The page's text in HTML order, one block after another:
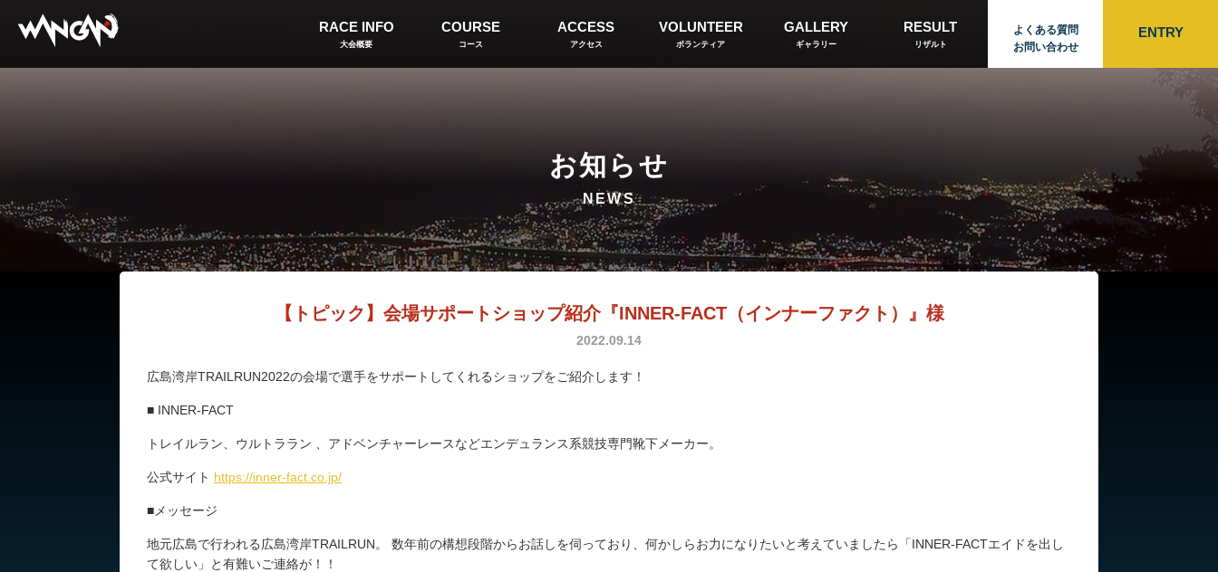
RACE INFO
大会概要
COURSE
コース
ACCESS
アクセス
VOLUNTEER
ボランティア
GALLERY
ギャラリー
RESULT
リザルト
よくある質問
お問い合わせ
ENTRY
お知らせ
NEWS
【トピック】会場サポートショップ紹介『INNER-FACT（インナーファクト）』様
2022.09.14
広島湾岸TRAILRUN2022の会場で選手をサポートしてくれるショップをご紹介します！
■ INNER-FACT
トレイルラン、ウルトララン 、アドベンチャーレースなどエンデュランス系競技専門靴下メーカー。
公式サイト https://inner-fact.co.jp/
■メッセージ
地元広島で行われる広島湾岸TRAILRUN。 数年前の構想段階からお話しを伺っており、何かしらお力になりたいと考えていましたら「INNER-FACTエイドを出し
て欲しい」と有難いご連絡が！！